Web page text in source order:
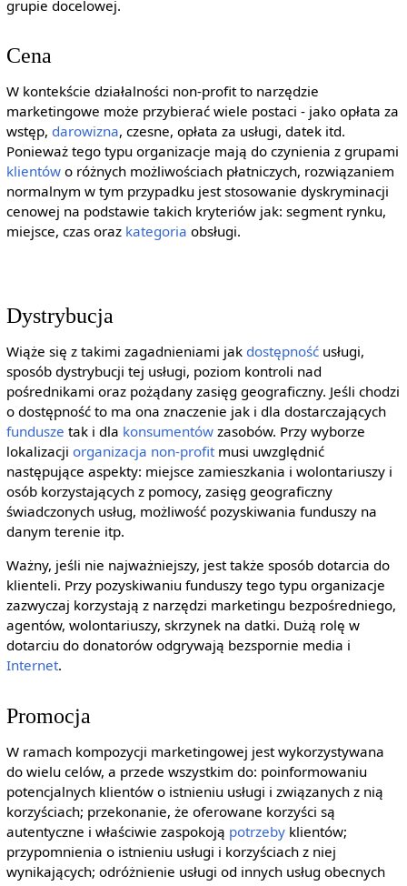
grupie docelowej.
Cena
W kontekście działalności non-profit to narzędzie
marketingowe może przybierać wiele postaci - jako opłata za
wstęp, darowizna, czesne, opłata za usługi, datek itd.
Ponieważ tego typu organizacje mają do czynienia z grupami
klientówo różnych możliwościach płatniczych, rozwiązaniem
normalnym w tym przypadku jest stosowanie dyskryminacji
cenowej na podstawie takich kryteriów jak: segment rynku,
miejsce, czas oraz kategoria obsługi.
Dystrybucja
Wiąże się z takimi zagadnieniami jak dostępnośćusługi,
sposób dystrybucji tej usługi, poziom kontroli nad
pośrednikami oraz pożądany zasięg geograficzny. Jeśli chodzi
o dostępność to ma ona znaczenie jak i dla dostarczających
fundusze tak i dla konsumentówzasobów. Przy wyborze
lokalizacji organizacja non-profitmusi uwzględnić
następujące aspekty: miejsce zamieszkania i wolontariuszy i
osób korzystających z pomocy, zasięg geograficzny
świadczonych usług, możliwość pozyskiwania funduszy na
danym terenie itp.
Ważny, jeśli nie najważniejszy, jest także sposób dotarcia do
klienteli. Przy pozyskiwaniu funduszy tego typu organizacje
zazwyczaj korzystają z narzędzi marketingu bezpośredniego,
agentów, wolontariuszy, skrzynek na datki. Dużą rolę w
dotarciu do donatorów odgrywają bezspornie media i
Internet.
Promocja
W ramach kompozycji marketingowej jest wykorzystywana
do wielu celów, a przede wszystkim do: poinformowaniu
potencjalnych klientów o istnieniu usługi i związanych z nią
korzyściach; przekonanie, że oferowane korzyści są
autentyczne i właściwie zaspokoją potrzebyklientów;
przypomnienia o istnieniu usługi i korzyściach z niej
wynikających; odróżnienie usługi od innych usług obecnych